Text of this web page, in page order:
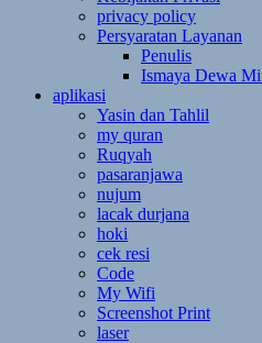
privacy policy
Persyaratan Layanan
Penulis
Ismaya Dewa
aplikasi
Yasin dan Tahlil
my quran
Ruqyah
pasaranjawa
nujum
lacak durjana
hoki
cek resi
Code
My Wifi
Screenshot Print
laser